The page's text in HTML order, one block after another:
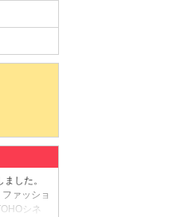
した。
ァッショ
シネ